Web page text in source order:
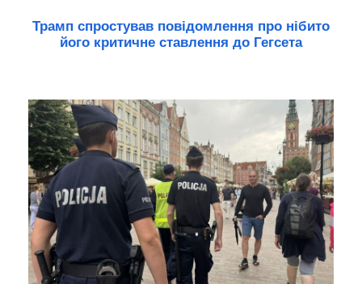
Трамп спростував повідомлення про нібито
його критичне ставлення до Гегсета